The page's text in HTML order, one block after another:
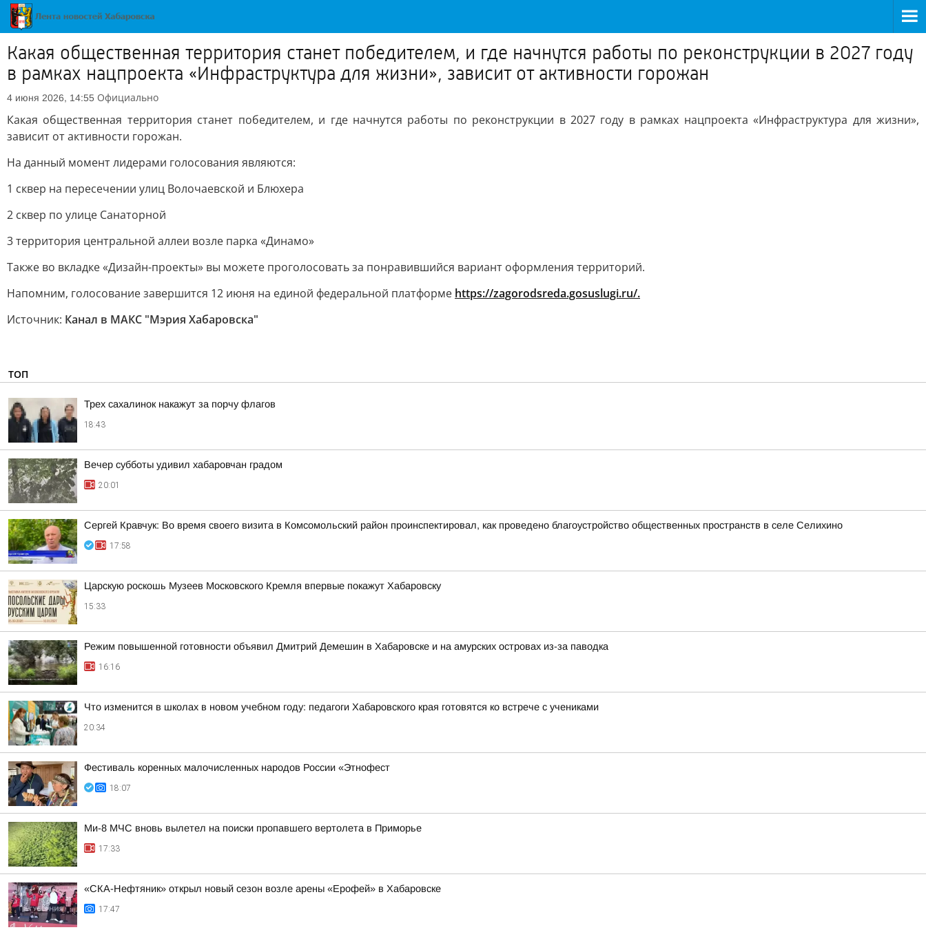
Какая общественная территория станет победителем, и где начнутся работы по реконструкции в 2027 году
в рамках нацпроекта «Инфраструктура для жизни», зависит от активности горожан
4 июня 2026, 14:55 Официально
Какая общественная территория станет победителем, и где начнутся работы по реконструкции в 2027 году в рамках нацпроекта «Инфраструктура для жизни»,
зависит от активности горожан.
На данный момент лидерами голосования являются:
1 сквер на пересечении улиц Волочаевской и Блюхера
2 сквер по улице Санаторной
3 территория центральной аллеи возле парка «Динамо»
Также во вкладке «Дизайн-проекты» вы можете проголосовать за понравившийся вариант оформления территорий.
Напомним, голосование завершится 12 июня на единой федеральной платформе https://zagorodsreda.gosuslugi.ru/.
Источник: Канал в МАКС "Мэрия Хабаровска"
ТОП
Трех сахалинок накажут за порчу флагов
18:43
Вечер субботы удивил хабаровчан градом
20:01
Сергей Кравчук: Во время своего визита в Комсомольский район проинспектировал, как проведено благоустройство общественных пространств в селе Селихино
17:58
Царскую роскошь Музеев Московского Кремля впервые покажут Хабаровску
15:33
Режим повышенной готовности объявил Дмитрий Демешин в Хабаровске и на амурских островах из-за паводка
16:16
Что изменится в школах в новом учебном году: педагоги Хабаровского края готовятся ко встрече с учениками
20:34
Фестиваль коренных малочисленных народов России «Этнофест
18:07
Ми-8 МЧС вновь вылетел на поиски пропавшего вертолета в Приморье
17:33
«СКА-Нефтяник» открыл новый сезон возле арены «Ерофей» в Хабаровске
17:47